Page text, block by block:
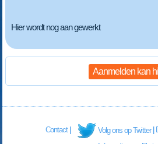
Hier wordt nog aan gewerkt
Aanmelden kan
Contact| Volg ons op Twitter|